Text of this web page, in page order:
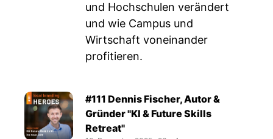
und Hochschulen verändert
und wie Campus und
Wirtschaft voneinander
profitieren.
#111 Dennis Fischer, Autor &
Gründer "KI & Future Skills
Retreat"